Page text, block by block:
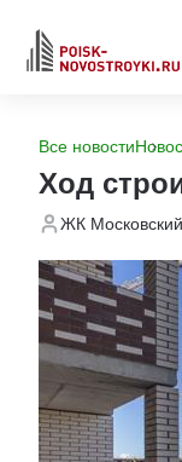
Все новости
Ход
ЖК Московский